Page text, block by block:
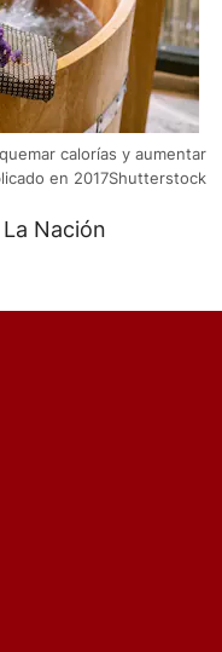
calorías y aumentar
en 2017Shutterstock
Nación